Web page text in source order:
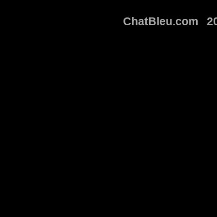
ChatBleu.com